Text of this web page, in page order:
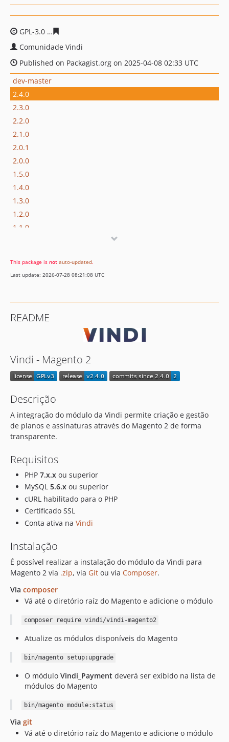
GPL-3.0
Comunidade Vindi
Published on Packagist.org on 2025-04-08 02:33 UTC
dev-master
2.4.0
2.3.0
2.2.0
2.1.0
2.0.1
2.0.0
1.5.0
1.4.0
1.3.0
1.2.0
1.1.0
dev-release/2.1.0
dev-development-v1
This package is not auto-updated.
Last update: 2026-07-28 08:21:08 UTC
README
Vindi - Magento 2
Descrição
A integração do módulo da Vindi permite criação e gestão
de planos e assinaturas através do Magento 2 de forma
transparente.
Requisitos
PHP 7.x.x ou superior
MySQL 5.6.x ou superior
cURL habilitado para o PHP
Certificado SSL
Conta ativa na Vindi
Instalação
É possível realizar a instalação do módulo da Vindi para
Magento 2 via .zip, via Git ou via Composer.
Via composer
Vá até o diretório raíz do Magento e adicione o módulo
composer require vindi/vindi-magento2
Atualize os módulos disponíveis do Magento
bin/magento setup:upgrade
O módulo Vindi_Payment deverá ser exibido na lista de
módulos do Magento
bin/magento module:status
Via git
Vá até o diretório raíz do Magento e adicione o módulo